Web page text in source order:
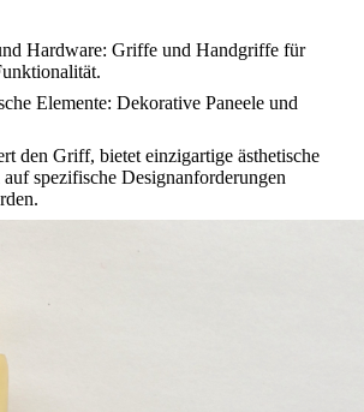
Hardware: Griffe und Handgriffe für
Elemente: Dekorative Paneele und
den Griff, bietet einzigartige ästhetische
spezifische Designanforderungen